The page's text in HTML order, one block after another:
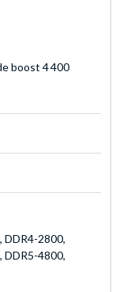
boost 4 400
DDR4-2800,
DDR5-4800,